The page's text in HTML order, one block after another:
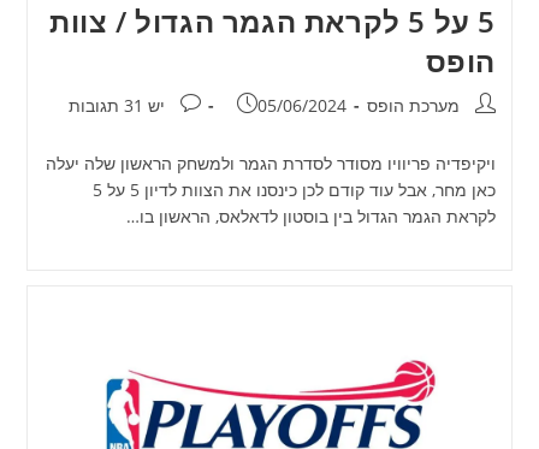
5 על 5 לקראת הגמר הגדול / צוות
הופס
מחבר:מערכת הופס פורסם:
05/06/2024 תגובות:
יש 31 תגובות
ויקיפדיה פריוויו מסודר לסדרת הגמר ולמשחק הראשון שלה יעלה
כאן מחר, אבל עוד קודם לכן כינסנו את הצוות לדיון 5 על 5
לקראת הגמר הגדול בין בוסטון לדאלאס, הראשון בו…